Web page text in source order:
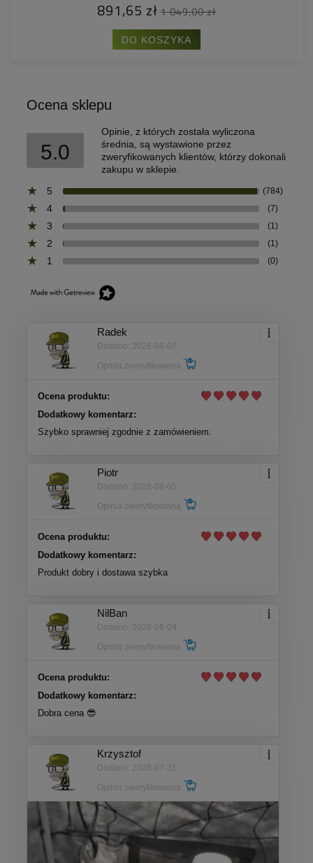
891,65 zł 1 049,00 zł
DO KOSZYKA
Ocena sklepu
5.0
Opinie, z których została wyliczona
średnia, są wystawione przez
zweryfikowanych klientów, którzy dokonali
zakupu w sklepie.
5
(784)
4 (7)
3 (1)
2 (1)
1 (0)
Radek
Dodano: 2026-08-07
Opinia zweryfikowana
Ocena produktu:
Dodatkowy komentarz:
Szybko sprawniej zgodnie z zamówieniem.
Piotr
Dodano: 2026-08-05
Opinia zweryfikowana
Ocena produktu:
Dodatkowy komentarz:
Produkt dobry i dostawa szybka
NilBan
Dodano: 2026-08-04
Opinia zweryfikowana
Ocena produktu:
Dodatkowy komentarz:
Dobra cena 😎
Krzysztof
Dodano: 2026-07-31
Opinia zweryfikowana